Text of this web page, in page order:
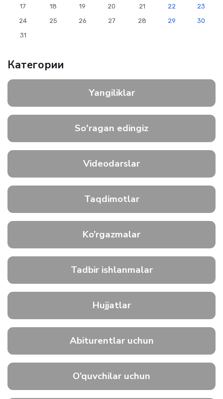
17
18 19 20 21 22
23
24
25 26 27 28 29
30
31
Категории
Yangiliklar
So'ragan edingiz
Videodarslar
Taqdimotlar
Ko’rgazmalar
Tadbir ishlanmalar
Hujjatlar
Abiturentlar uchun
O’quvchilar uchun